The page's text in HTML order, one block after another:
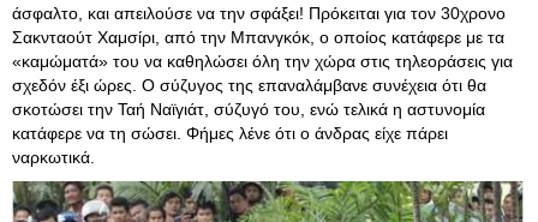
άσφαλτο, και απειλούσε να την σφάξει! Πρόκειται για τον 30χρονο
Σακνταούτ Χαμσίρι, από την Μπανγκόκ, ο οποίος κατάφερε με τα
«καμώματά» του να καθηλώσει όλη την χώρα στις τηλεοράσεις για
σχεδόν έξι ώρες. Ο σύζυγος της επαναλάμβανε συνέχεια ότι θα
σκοτώσει την Ταή Ναϊγιάτ, σύζυγό του, ενώ τελικά η αστυνομία
κατάφερε να τη σώσει. Φήμες λένε ότι ο άνδρας είχε πάρει
ναρκωτικά.